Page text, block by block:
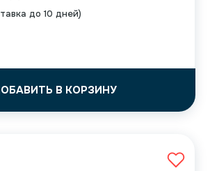
до 10 дней)
В КОРЗИНУ